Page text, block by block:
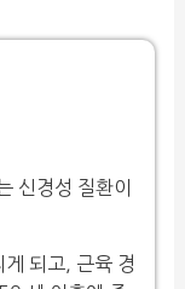
신경성 질환이
되고, 근육 경